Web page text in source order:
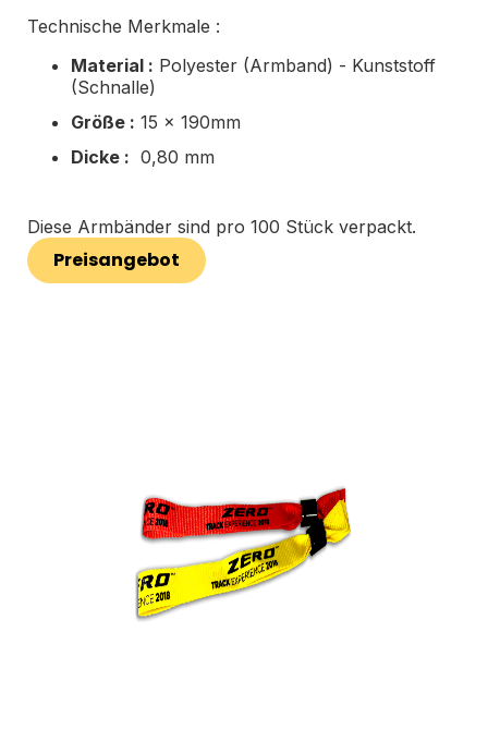
Technische Merkmale :
Material : Polyester (Armband) - Kunststoff
(Schnalle)
Größe : 15 x 190mm
Dicke : 0,80 mm
Diese Armbänder sind pro 100 Stück verpackt.
Preisangebot